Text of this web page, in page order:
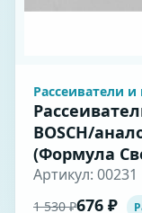
Рассеиватели
BOSCH/
(Формула
Артикул: 00231
1 530 ₽676 ₽